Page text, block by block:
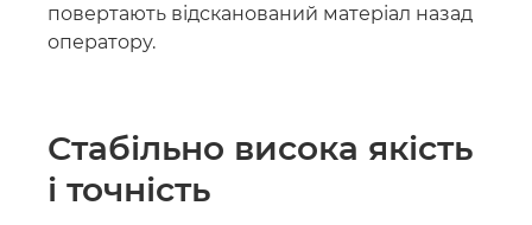
повертають відсканований матеріал назад
оператору.
Стабільно висока якість
і точність